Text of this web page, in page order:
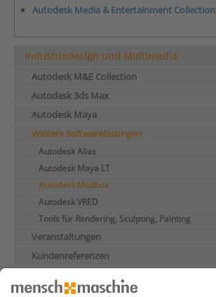
Autodesk Media & Entertainment Collection
Industriedesign und Multimedia
Autodesk M&E Collection
Autodesk 3ds Max
Autodesk Maya
Weitere Softwarelösungen
Autodesk Alias
Autodesk Maya LT
Autodesk Mudbox
Autodesk VRED
Tools für Rendering, Sculpting, Painting
Veranstaltungen
Kundenreferenzen